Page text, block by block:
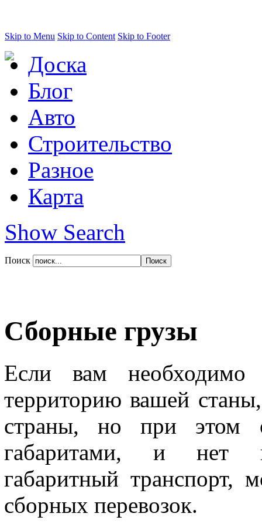
Skip to Menu Skip to Content Skip to Footer
Доска
Блог
Авто
Строительство
Разное
Карта
Show Search
Поиск
Сборные грузы
Если вам необходимо
территорию вашей
страны, но при этом
габаритами, и нет
габаритный транспорт,
сборных перевозок.